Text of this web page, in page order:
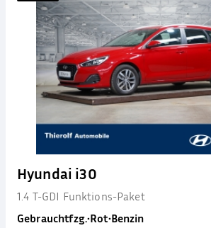
Hyundai i30
1.4 T-GDI Funktions-Paket
Gebrauchtfzg.•Rot•Benzin